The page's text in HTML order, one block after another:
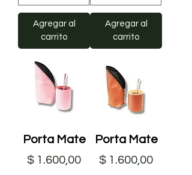
Agregar al
carrito
Agregar al
carrito
Porta Mate
Precio
$ 1.600,00
Porta Mate
Precio
$ 1.600,00